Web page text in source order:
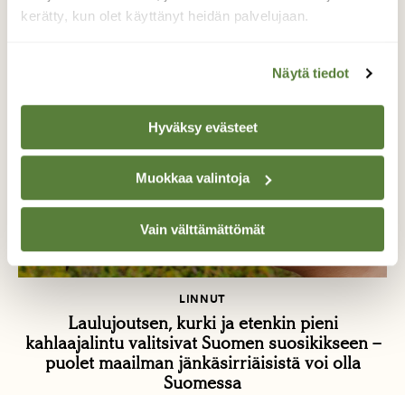
kerätty, kun olet käyttänyt heidän palvelujaan.
Näytä tiedot
Hyväksy evästeet
Muokkaa valintoja
Vain välttämättömät
LINNUT
Laulujoutsen, kurki ja etenkin pieni
kahlaajalintu valitsivat Suomen suosikikseen –
puolet maailman jänkäsirriäisistä voi olla
Suomessa